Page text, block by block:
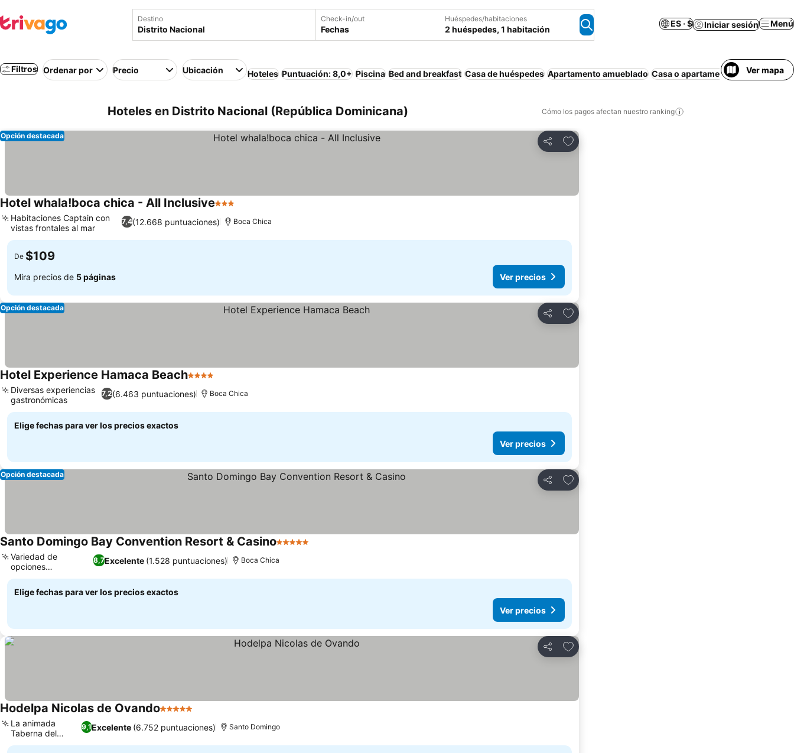
Destino Check-in/out
Fechas
Huéspedes/habitaciones
2 huéspedes, 1 habitación
ES · $ Iniciar sesión Menú
Filtros Ordenar por Precio Ubicación Hoteles Puntuación: 8,0+ Piscina Bed and breakfast Casa de huéspedes Apartamento amueblado Casa o apartamento entero Hostel
Ver mapa
Hoteles en Distrito Nacional (República Dominicana) Cómo los pagos afectan nuestro ranking
Compartir
Agregar a favoritos
Opción destacada
Hotel whala!boca chica - All Inclusive3 Estrellas
7,4(12.668 puntuaciones)
Habitaciones Captain con
vistas frontales al mar
Boca Chica
De $109
Mira precios de 5 páginas Ver precios
Compartir
Agregar a favoritos
Opción destacada
Hotel Experience Hamaca Beach4 Estrellas
7,2(6.463 puntuaciones)
Diversas experiencias
gastronómicas
Boca Chica
Elige fechas para ver los precios exactos
Ver precios
Compartir
Agregar a favoritos
Opción destacada
Santo Domingo Bay Convention Resort & Casino5 Estrellas
8,7Excelente (1.528 puntuaciones)
Variedad de
opciones
gastronómicas
Boca Chica
Elige fechas para ver los precios exactos
Ver precios
Compartir
Agregar a favoritos
Hodelpa Nicolas de Ovando5 Estrellas
9,1Excelente (6.752 puntuaciones)
La animada
Taberna del
Mojito
Santo Domingo